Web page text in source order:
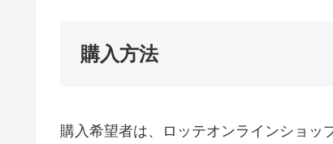
購入方法
購入希望者は、ロッテオンラインショッ